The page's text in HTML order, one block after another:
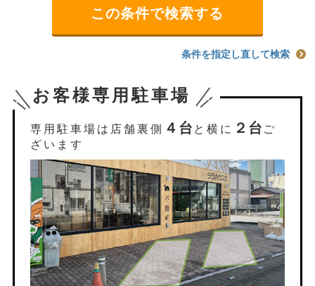
条件を指定し直して検索
お客様専用駐車場
専用駐車場は店舗裏側 ４台 と横に ２台 ご
ざいます